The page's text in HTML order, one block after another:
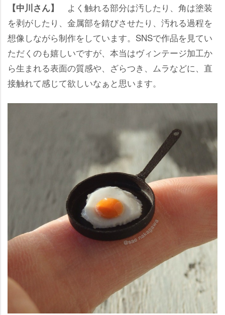
【中川さん】
よく触れる部分は汚したり、角は塗装
を剥がしたり、金属部を錆びさせたり、汚れる過程を
想像しながら制作をしています。SNSで作品を見てい
ただくのも嬉しいですが、本当はヴィンテージ加工か
ら生まれる表面の質感や、ざらつき、ムラなどに、直
接触れて感じて欲しいなぁと思います。